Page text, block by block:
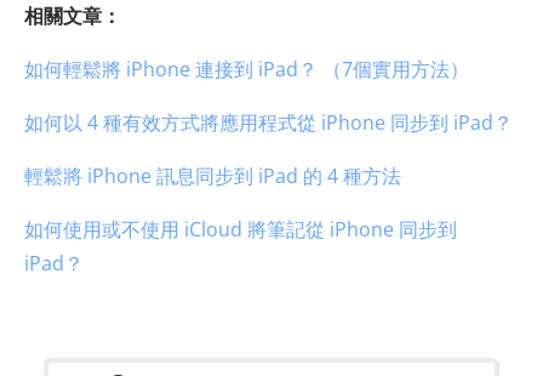
相關文章：
如何輕鬆將 iPhone 連接到 iPad？ （7個實用方法）
如何以 4 種有效方式將應用程式從 iPhone 同步到 iPad？
輕鬆將 iPhone 訊息同步到 iPad 的 4 種方法
如何使用或不使用 iCloud 將筆記從 iPhone 同步到
iPad？